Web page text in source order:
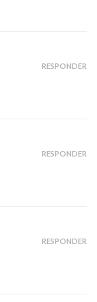
RESPONDER
RESPONDER
RESPONDER